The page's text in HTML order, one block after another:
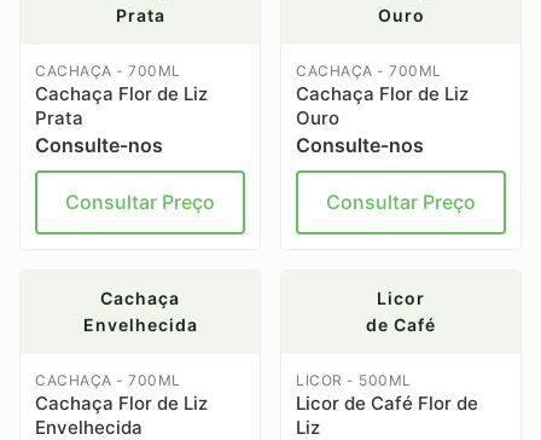
Prata
CACHAÇA - 700ML
Cachaça Flor de Liz
Prata
Consulte-nos
Consultar Preço
Ouro
CACHAÇA - 700ML
Cachaça Flor de Liz
Ouro
Consulte-nos
Consultar Preço
Cachaça
Envelhecida
CACHAÇA - 700ML
Cachaça Flor de Liz
Envelhecida
Licor
de Café
LICOR - 500ML
Licor de Café Flor de
Liz